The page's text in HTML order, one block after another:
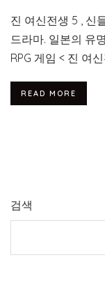
진 여신전생 5 , 신
드라마. 일본의 유
RPG 게임 < 진 여신
READ MORE
검색